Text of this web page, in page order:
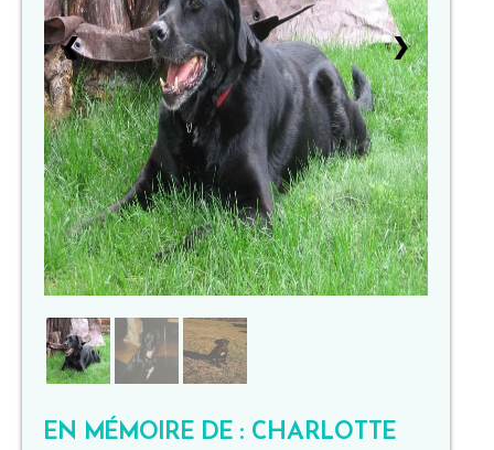
❮ ❯
EN MÉMOIRE DE : CHARLOTTE